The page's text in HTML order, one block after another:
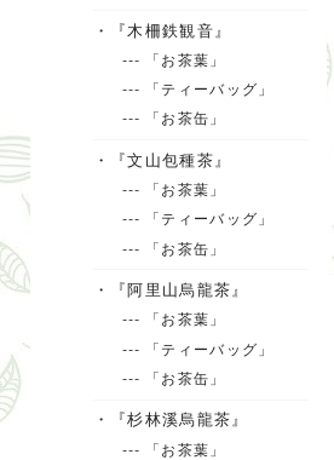
・『木柵鉄観音』
--- 「お茶葉」
--- 「ティーバッグ」
--- 「お茶缶」
・『文山包種茶』
--- 「お茶葉」
--- 「ティーバッグ」
--- 「お茶缶」
・『阿里山烏龍茶』
--- 「お茶葉」
--- 「ティーバッグ」
--- 「お茶缶」
・『杉林溪烏龍茶』
--- 「お茶葉」